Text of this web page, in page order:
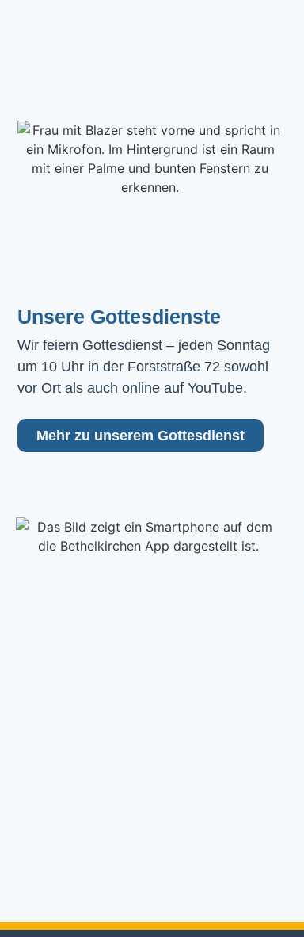
Unsere Gottesdienste
Wir feiern Gottesdienst – jeden Sonntag
um 10 Uhr in der Forststraße 72 sowohl
vor Ort als auch online auf YouTube.
Mehr zu unserem Gottesdienst